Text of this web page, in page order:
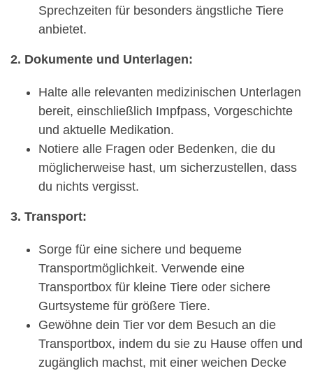
Sprechzeiten für besonders ängstliche Tiere
anbietet.
2. Dokumente und Unterlagen:
Halte alle relevanten medizinischen Unterlagen
bereit, einschließlich Impfpass, Vorgeschichte
und aktuelle Medikation.
Notiere alle Fragen oder Bedenken, die du
möglicherweise hast, um sicherzustellen, dass
du nichts vergisst.
3. Transport:
Sorge für eine sichere und bequeme
Transportmöglichkeit. Verwende eine
Transportbox für kleine Tiere oder sichere
Gurtsysteme für größere Tiere.
Gewöhne dein Tier vor dem Besuch an die
Transportbox, indem du sie zu Hause offen und
zugänglich machst, mit einer weichen Decke